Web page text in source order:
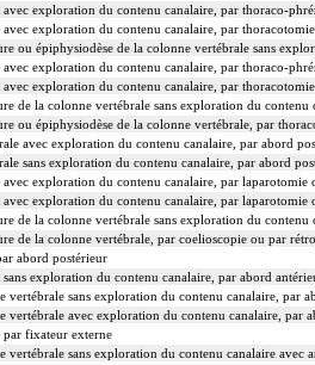
avec exploration du contenu canalaire, par thoraco-
avec exploration du contenu canalaire, par
ou épiphysiodèse de la colonne vertébrale sans
avec exploration du contenu canalaire, par thoraco-
avec exploration du contenu canalaire, par thoracotomie
de la colonne vertébrale sans exploration du
ou épiphysiodèse de la colonne vertébrale, par
avec exploration du contenu canalaire, par abord
sans exploration du contenu canalaire, par abord
avec exploration du contenu canalaire, par
avec exploration du contenu canalaire, par
de la colonne vertébrale sans exploration du
de la colonne vertébrale, par coelioscopie ou par
abord postérieur
exploration du contenu canalaire, par abord
vertébrale sans exploration du contenu canalaire, par
vertébrale avec exploration du contenu canalaire, par
par fixateur externe
vertébrale sans exploration du contenu canalaire avec